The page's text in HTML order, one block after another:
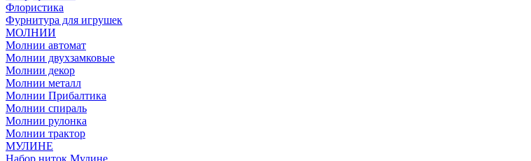
Флористика
Фурнитура для игрушек
МОЛНИИ
Молнии автомат
Молнии двухзамковые
Молнии декор
Молнии металл
Молнии Прибалтика
Молнии спираль
Молнии рулонка
Молнии трактор
МУЛИНЕ
Набор ниток Мулине